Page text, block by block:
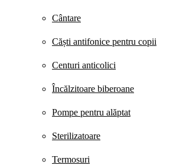
Cântare
Căști antifonice pentru copii
Centuri anticolici
Încălzitoare biberoane
Pompe pentru alăptat
Sterilizatoare
Termosuri